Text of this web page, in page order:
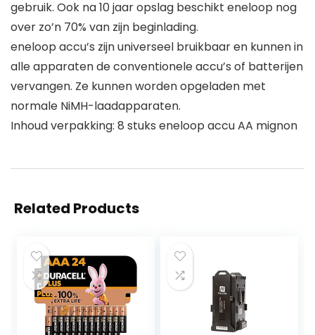
gebruik. Ook na 10 jaar opslag beschikt eneloop nog
over zo’n 70% van zijn beginlading.
eneloop accu’s zijn universeel bruikbaar en kunnen in
alle apparaten de conventionele accu’s of batterijen
vervangen. Ze kunnen worden opgeladen met
normale NiMH-laadapparaten.
Inhoud verpakking: 8 stuks eneloop accu AA mignon
Related Products